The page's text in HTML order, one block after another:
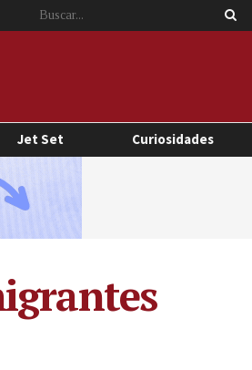
Jet Set Curiosidades